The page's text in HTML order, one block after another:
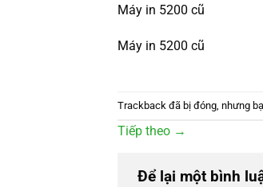
Máy in 5200 cũ
Máy in 5200 cũ
Trackback đã bị đóng, nhưng
Tiếp theo →
Để lại một bình